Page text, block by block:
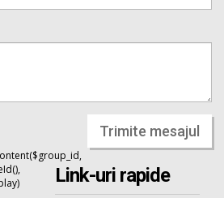
Trimite mesajul
Link-uri rapide